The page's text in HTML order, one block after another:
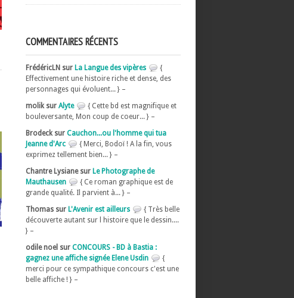
COMMENTAIRES RÉCENTS
FrédéricLN sur La Langue des vipères
{
Effectivement une histoire riche et dense, des
personnages qui évoluent... } –
molik sur Alyte
{ Cette bd est magnifique et
bouleversante, Mon coup de coeur... } –
Brodeck sur Cauchon...ou l'homme qui tua
Jeanne d'Arc
{ Merci, Bodoï ! A la fin, vous
exprimez tellement bien... } –
Chantre Lysiane sur Le Photographe de
Mauthausen
{ Ce roman graphique est de
grande qualité. Il parvient à... } –
Thomas sur L'Avenir est ailleurs
{ Très belle
découverte autant sur l histoire que le dessin....
} –
odile noel sur CONCOURS - BD à Bastia :
gagnez une affiche signée Elene Usdin
{
merci pour ce sympathique concours c'est une
belle affiche ! } –